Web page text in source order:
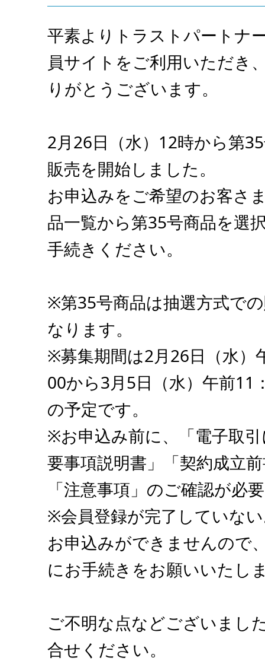
平素よりトラストパートナ
員サイトをご利用いただき
りがとうございます。
2月26日（水）12時から第
販売を開始しました。
お申込みをご希望のお客さ
品一覧から第35号商品を選
手続きください。
※第35号商品は抽選方式で
なります。
※募集期間は2月26日（水）
00から3月5日（水）午前11
の予定です。
※お申込み前に、「電子取
要事項説明書」「契約成立
「注意事項」のご確認が必
※会員登録が完了していな
お申込みができませんので
にお手続きをお願いいたし
ご不明な点などございまし
合せください。